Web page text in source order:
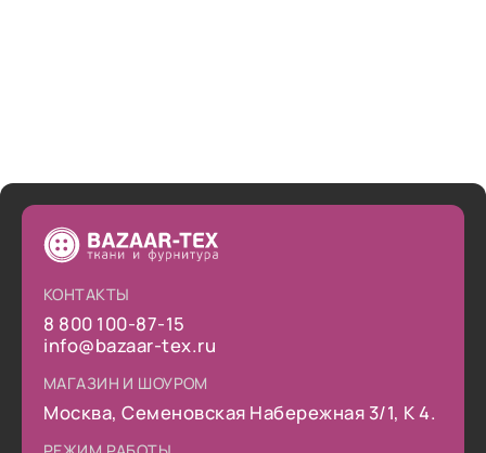
КОНТАКТЫ
8 800 100-87-15
info@bazaar-tex.ru
МАГАЗИН И ШОУРОМ
Москва, Семеновская Набережная 3/1, К 4.